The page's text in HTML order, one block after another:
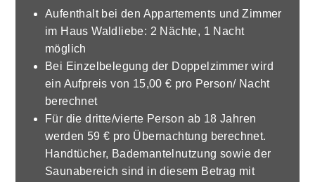
Aufenthalt bei den Appartements und Zimmer
im Haus Waldliebe: 2 Nächte, 1 Nacht
möglich
Bei Einzelbelegung der Doppelzimmer wird
ein Aufpreis von 15,00 € pro Person/ Nacht
berechnet
Für die dritte/vierte Person ab 18 Jahren
werden 59 € pro Übernachtung berechnet.
Handtücher, Bademantelnutzung sowie der
Saunabereich sind in diesem Betrag mit